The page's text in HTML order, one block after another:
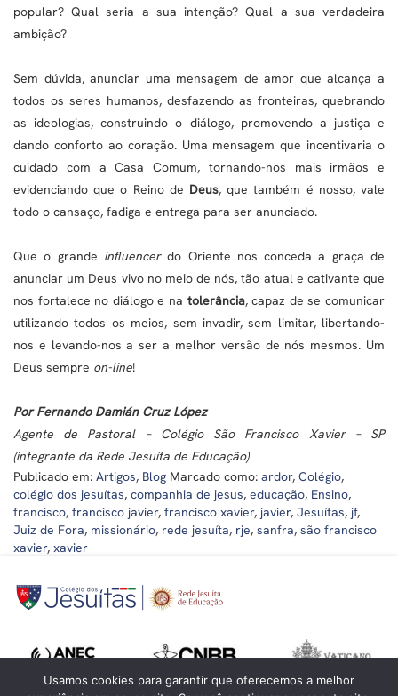
popular? Qual seria a sua intenção? Qual a sua verdadeira
ambição?
Sem dúvida, anunciar uma mensagem de amor que alcança a
todos os seres humanos, desfazendo as fronteiras, quebrando
as ideologias, construindo o diálogo, promovendo a justiça e
dando conforto ao coração. Uma mensagem que incentivaria o
cuidado com a Casa Comum, tornando-nos mais irmãos e
evidenciando que o Reino de Deus, que também é nosso, vale
todo o cansaço, fadiga e entrega para ser anunciado.
Que o grande influencerdo Oriente nos conceda a graça de
anunciar um Deus vivo no meio de nós, tão atual e cativante que
nos fortalece no diálogo e na tolerância, capaz de se comunicar
utilizando todos os meios, sem invadir, sem limitar, libertando-
nos e levando-nos a ser a melhor versão de nós mesmos. Um
Deus sempre on-line!
Por Fernando Damián Cruz López
Agente de Pastoral – Colégio São Francisco Xavier – SP
(integrante da Rede Jesuíta de Educação)
Publicado em: Artigos, Blog Marcado como: ardor, Colégio,
colégio dos jesuítas, companhia de jesus, educação, Ensino,
francisco, francisco javier, francisco xavier, javier, Jesuítas, jf,
Juiz de Fora, missionário, rede jesuíta, rje, sanfra, são francisco
xavier, xavier
Usamos cookies para garantir que oferecemos a melhor